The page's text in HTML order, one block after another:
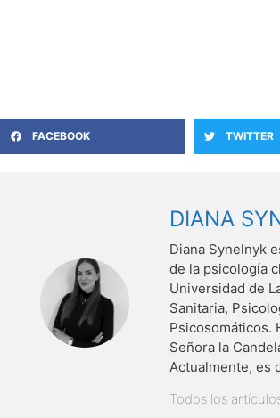
FACEBOOK TWITTER
DIANA
Diana Synelnyk
de la psicología
Universidad de
Sanitaria,
Psicosomáticos.
Señora la
Actualmente, es
Todos los